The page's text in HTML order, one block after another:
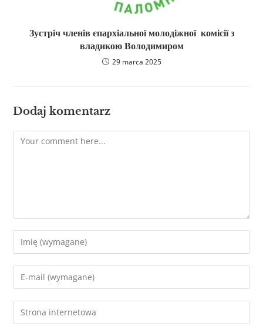
Зустріч членів єпархіальної молодіжної комісії з
владикою Володимиром
29 marca 2025
Dodaj komentarz